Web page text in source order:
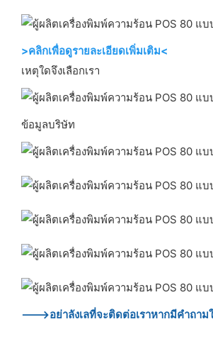
>คลิกเพื่อดูรายละเอียดเพิ่มเติม<
เหตุใดจึงเลือกเรา
ข้อมูลบริษัท
--->อย่าลังเลที่จะติดต่อเราหากมีคำถาม